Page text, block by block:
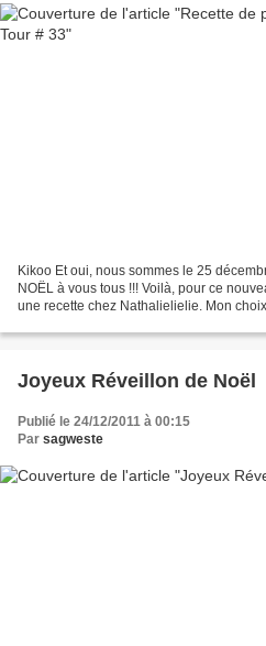
Kikoo Et oui, nous sommes le 25
NOËL à vous tous !!! Voilà, pour ce
une recette chez Nathalielielie. Mon
Joyeux Réveillon de Noël
Publié le 24/12/2011 à 00:15
Par sagweste